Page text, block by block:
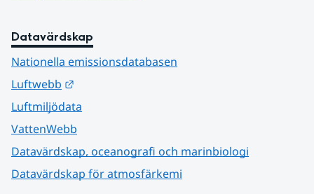
Datavärdskap
Nationella emissionsdatabasen
Luftwebb
Luftmiljödata
VattenWebb
Datavärdskap, oceanografi och marinbiologi
Datavärdskap för atmosfärkemi